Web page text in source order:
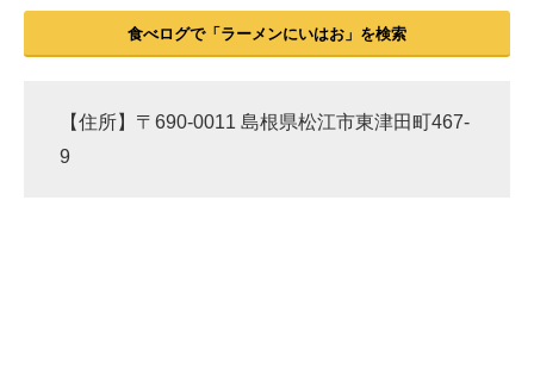
食べログで「ラーメンにいはお」を検索
【住所】〒690-0011 島根県松江市東津田町467-
9